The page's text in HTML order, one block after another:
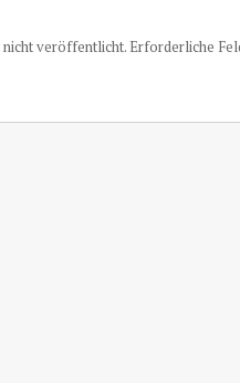
veröffentlicht. Erforderliche